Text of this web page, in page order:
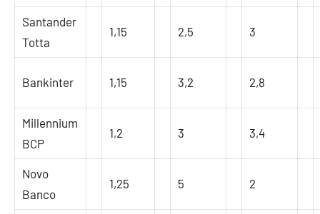
Santander
Totta
1,15 2,5 3
Bankinter 1,15 3,2 2,8
Millennium
BCP
1,2 3 3,4
Novo
Banco
1,25 5 2